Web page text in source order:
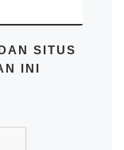
SITUS
INI